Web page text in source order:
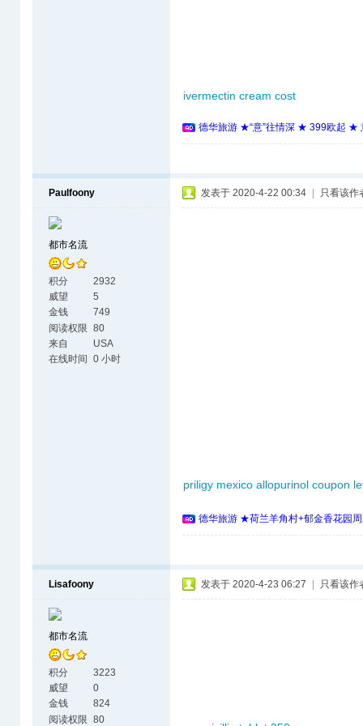
ivermectin cream cost
德华旅游 ★“意”往情深 ★ 399欧起 ★
Paulfoony
都市名流
积分
2932
威望
5
金钱
749
阅读权限 80
来自
USA
在线时间
0 小时
发表于 2020-4-22 00:34 只看该作
priligy mexico allopurinol coupon
德华旅游 ★荷兰羊角村+郁金香花园
Lisafoony
都市名流
积分
3223
威望
0
金钱
824
阅读权限 80
发表于 2020-4-23 06:27 只看该作